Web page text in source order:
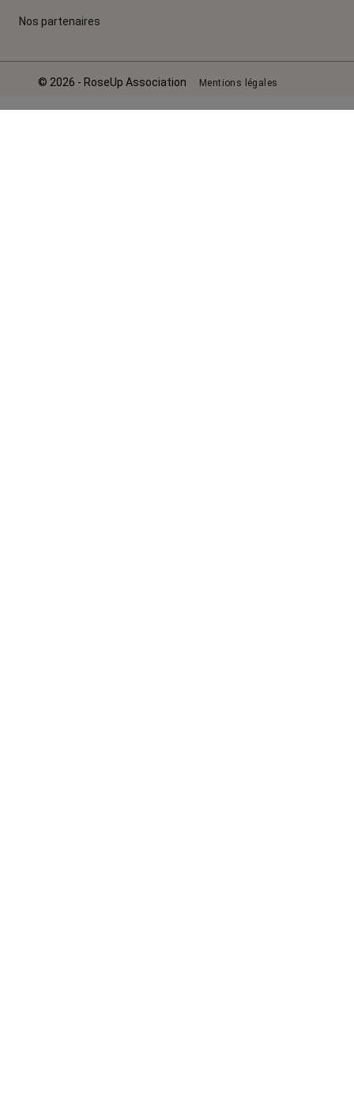
Nos partenaires
© 2026 - RoseUp Association Mentions légales